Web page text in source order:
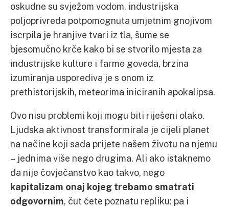
oskudne su svježom vodom, industrijska
poljoprivreda potpomognuta umjetnim gnojivom
iscrpila je hranjive tvari iz tla, šume se
bjesomučno krče kako bi se stvorilo mjesta za
industrijske kulture i farme goveda, brzina
izumiranja usporediva je s onom iz
prethistorijskih, meteorima iniciranih apokalipsa.
Ovo nisu problemi koji mogu biti riješeni olako.
Ljudska aktivnost transformirala je cijeli planet
na načine koji sada prijete našem životu na njemu
– jednima više nego drugima. Ali ako istaknemo
da nije čovječanstvo kao takvo, nego
kapitalizam onaj kojeg trebamo smatrati
odgovornim, čut ćete poznatu repliku: pa i